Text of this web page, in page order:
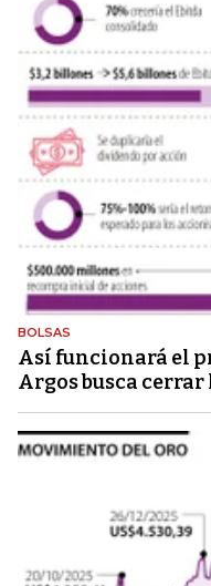
BOLSAS
Así funcionará el
Argos busca cerrar